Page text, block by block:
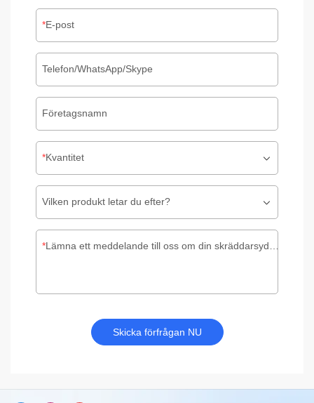
E-post
Telefon/WhatsApp/Skype
Företagsnamn
Kvantitet
Vilken produkt letar du efter?
Lämna ett meddelande till oss om din skräddarsydda förpackning
Skicka förfrågan NU